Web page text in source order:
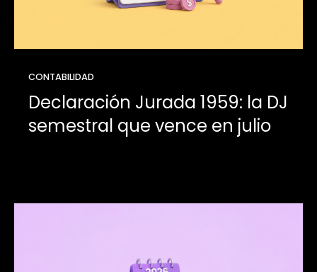
CONTABILIDAD
Declaración Jurada 1959: la DJ
semestral que vence en julio